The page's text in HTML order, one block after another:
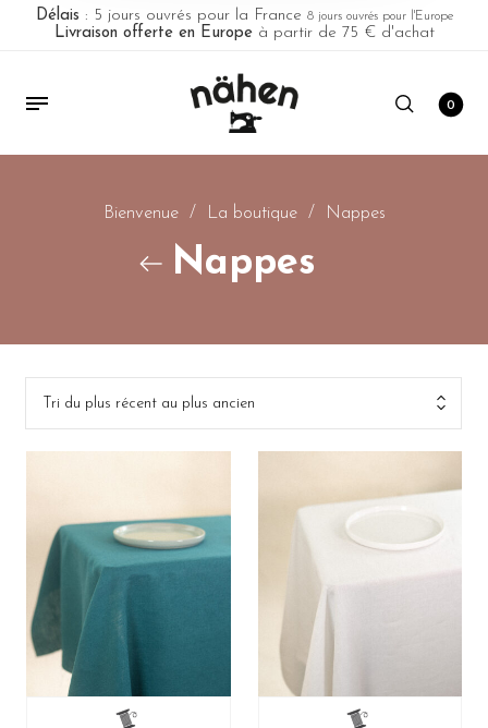
Délais : 5 jours ouvrés pour la France 8 jours ouvrés pour l'Europe
Livraison offerte en Europeà partir de 75 € d'achat
0
Bienvenue / La boutique / Nappes
Nappes
Tri du plus récent au plus ancien